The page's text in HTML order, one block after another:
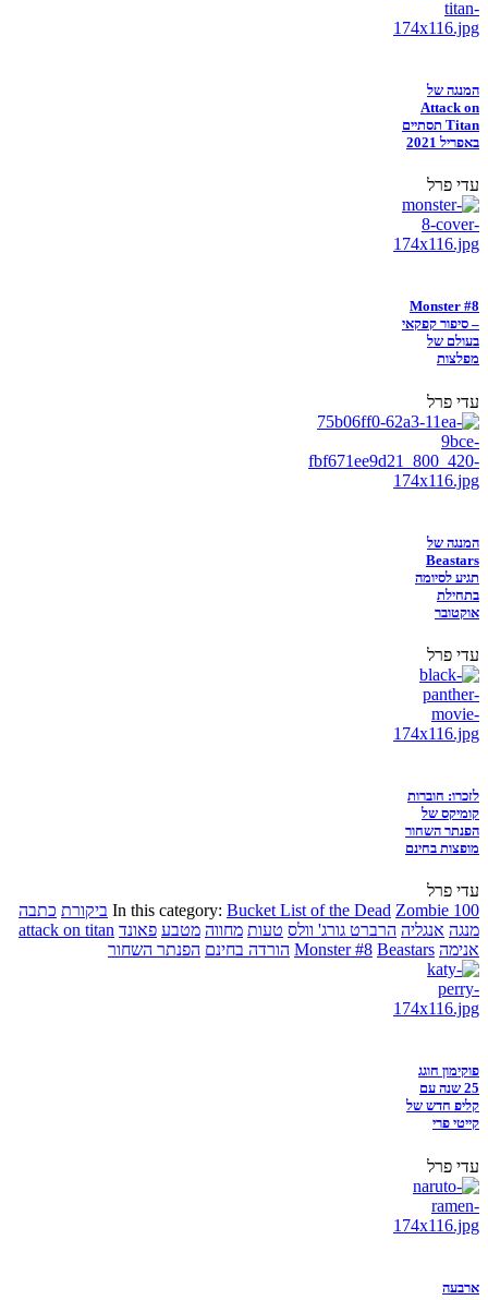
המנגה של
Attack on
Titan תסתיים
באפריל 2021
עדי פרל
Monster #8
– סיפור קפקאי
בעולם של
מפלצות
עדי פרל
המנגה של
Beastars
תגיע לסיומה
בתחילת
אוקטובר
עדי פרל
לזכרו: חוברות
קומיקס של
הפנתר השחור
מופצות בחינם
עדי פרל
In this category: Bucket List of the Dead Zombie 100 ביקורת כתבה
מנגה אנגליה הרברט גורג' וולס טעות מחווה מטבע פאונד attack on titan
אנימה
Monster #8 Beastars הורדה בחינם הפנתר השחור
פוקימון חוגג
25 שנה עם
קליפ חדש של
קייטי פרי
עדי פרל
ארבעה